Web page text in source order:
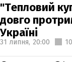
"Тепловий
довго
Україні
31 липня, 20:00